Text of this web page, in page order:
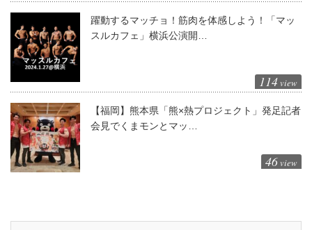
躍動するマッチョ！筋肉を体感しよう！「マッ
スルカフェ」横浜公演開…
114 view
【福岡】熊本県「熊×熱プロジェクト」発足記者
会見でくまモンとマッ…
46 view